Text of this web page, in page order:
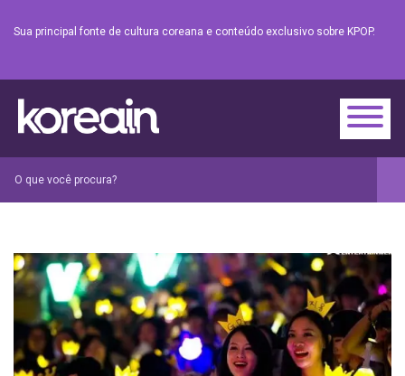
Sua principal fonte de cultura coreana e conteúdo exclusivo sobre KPOP.